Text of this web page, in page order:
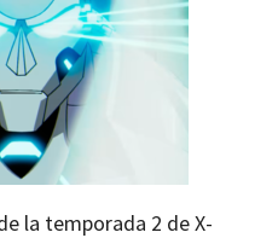
la temporada 2 de X-